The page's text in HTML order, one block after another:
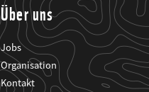
Über uns
Jobs
Organisation
Kontakt